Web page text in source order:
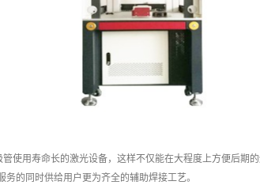
使用寿命长的激光设备，这样不仅能在大程度上方便后期
的同时供给用户更为齐全的辅助焊接工艺。